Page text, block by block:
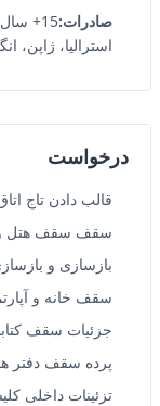
صادرات:
15+
استرالیا، ژاپن،
️ درخواست
قالب دادن تاج
سقف سقف هتل و
بازسازی و
سقف خانه و
جزئیات سقف
پرده سقف دفتر
تزئینات داخلی